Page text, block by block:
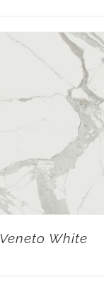
Veneto White